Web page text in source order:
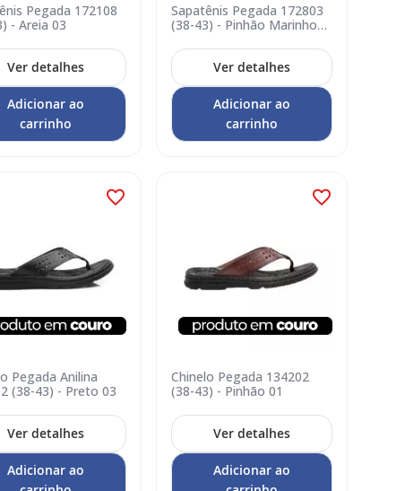
Pegada 172108
- Areia 03
Ver detalhes
Adicionar ao
carrinho
Sapatênis Pegada 172803
(38-43) - Pinhão Marinho
Ver detalhes
Adicionar ao
carrinho
Pegada Anilina
(38-43) - Preto 03
Ver detalhes
Adicionar ao
Chinelo Pegada 134202
(38-43) - Pinhão 01
Ver detalhes
Adicionar ao